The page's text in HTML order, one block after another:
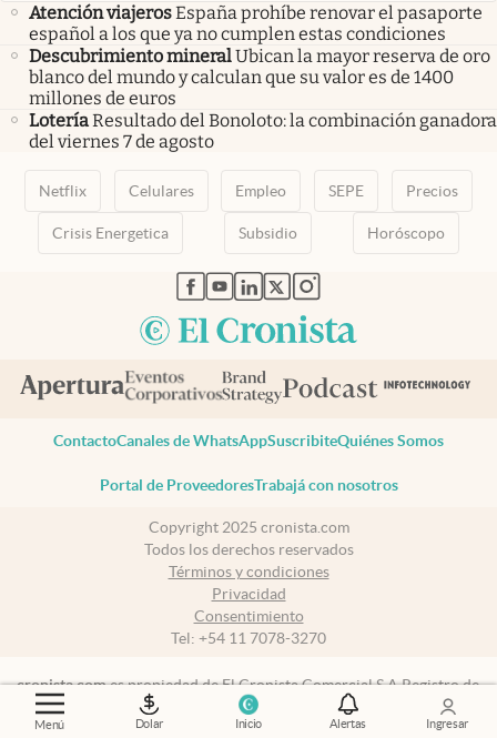
Menú Dolar Inicio Alertas Ingresar
Atención viajerosEspaña prohíbe renovar el pasaporte
español a los que ya no cumplen estas condiciones
Descubrimiento mineralUbican la mayor reserva de oro
blanco del mundo y calculan que su valor es de 1400
millones de euros
LoteríaResultado del Bonoloto: la combinación ganadora
del viernes 7 de agosto
Netflix Celulares Empleo SEPE Precios
Crisis Energetica Subsidio Horóscopo
abre en nueva pestaña
abre en nueva pestaña
abre en nueva pestaña
abre en nueva pestaña
abre en nueva pestaña
ContactoCanales de WhatsAppSuscribiteQuiénes Somos
Portal de ProveedoresTrabajá con nosotros
Copyright 2025 cronista.com
Todos los derechos reservados
Términos y condiciones
Privacidad
Consentimiento
Tel: +54 11 7078-3270
cronista.comes propiedad de El Cronista Comercial S.A Registro de
propiedad intelectual: 56576959
N° de edición: 10.951 - 8 de agosto de 2026